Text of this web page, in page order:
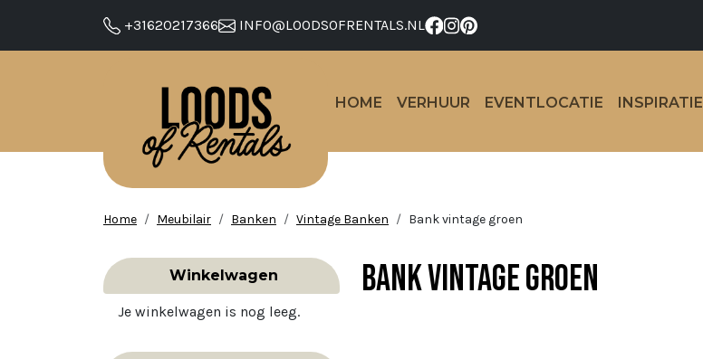
+31620217366 INFO@LOODSOFRENTALS.NL
HOME VERHUUR EVENTLOCATIE INSPIRATIE
Home Meubilair Banken Vintage Banken Bank vintage groen
Winkelwagen
Je winkelwagen is nog leeg.
Bank vintage groen